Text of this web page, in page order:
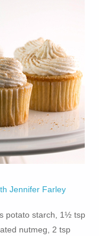
Jennifer Farley
potato starch, 1½ tsp
nutmeg, 2 tsp